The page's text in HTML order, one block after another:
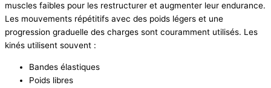
muscles faibles pour les restructurer et augmenter leur endurance.
Les mouvements répétitifs avec des poids légers et une
progression graduelle des charges sont couramment utilisés. Les
kinés utilisent souvent :
Bandes élastiques
Poids libres